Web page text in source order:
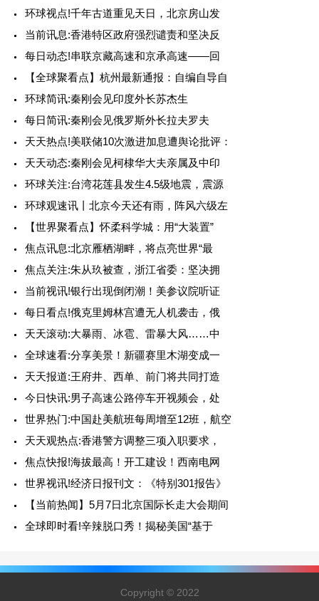
环球视点!千年古道重见天日，北京房山发
当前讯息:香港特区政府强烈谴责和坚决反
每日动态!串联京藏高速和京承高速——回
【全球聚看点】杭州最新通报：自编自导自
环球简讯:秦刚会见印度外长苏杰生
每日简讯:秦刚会见俄罗斯外长拉夫罗夫
天天热点!美联储10次激进加息遭舆论批评：
天天动态:秦刚会见柯棣华大夫亲属及中印
环球关注:台湾花莲县发生4.5级地震，震源
环球观速讯丨北京今天还有雨，阵风六级左
【世界聚看点】怀柔科学城：用“大装置”
焦点讯息:北京雁栖湖畔，将点亮世界“最
焦点关注:朱从玖被查，浙江省委：坚决拥
当前视讯!银行出现倒闭潮！美参议院听证
每日看点!俄克里姆林宫遭无人机袭击，俄
天天滚动:大暴雨、冰雹、雷暴大风……中
全球速看:分享美景！新疆赛里木湖变成一
天天报道:王府井、西单、前门将共同打造
今日快讯:男子高速公路停车开视频会，处
世界热门:中国赴美航班每周增至12班，航空
天天观热点:香港警方调整三项入职要求，
焦点快报!海拔最高！开工建设！西南电网
世界视讯!经济日报刊文：《特别301报告》
【当前热闻】5月7日北京国际长走大会期间
全球即时看!辛辣脱口秀！揭秘美国“基于
Copyright © 2022